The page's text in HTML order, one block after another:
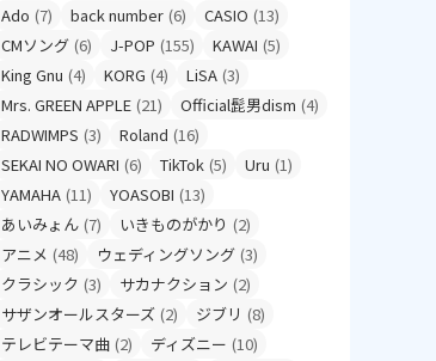
Ado (7) back number (6) CASIO (13)
CMソング (6) J-POP (155) KAWAI (5)
King Gnu (4) KORG (4) LiSA (3)
Mrs. GREEN APPLE (21) Official髭男dism (4)
RADWIMPS (3) Roland (16)
SEKAI NO OWARI (6) TikTok (5) Uru (1)
YAMAHA (11) YOASOBI (13)
あいみょん (7) いきものがかり (2)
アニメ (48) ウェディングソング (3)
クラシック (3) サカナクション (2)
サザンオールスターズ (2) ジブリ (8)
テレビテーマ曲 (2) ディズニー (10)